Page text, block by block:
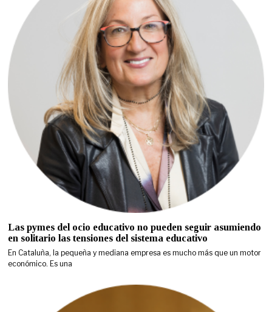
Las pymes del ocio educativo no pueden seguir asumiendo
en solitario las tensiones del sistema educativo
En Cataluña, la pequeña y mediana empresa es mucho más que un motor
económico. Es una